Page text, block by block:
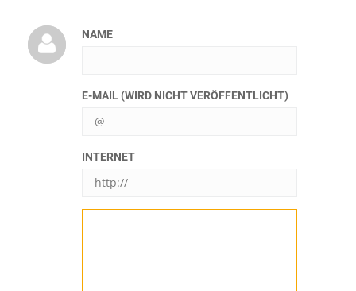
NAME
E-MAIL (WIRD NICHT VERÖFFENTLICHT)
INTERNET